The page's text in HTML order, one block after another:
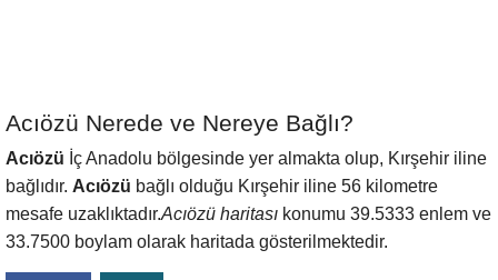
Acıözü Nerede ve Nereye Bağlı?
Acıözü İç Anadolu bölgesinde yer almakta olup, Kırşehir iline
bağlıdır. Acıözü bağlı olduğu Kırşehir iline 56 kilometre
mesafe uzaklıktadır.Acıözü haritası konumu 39.5333 enlem ve
33.7500 boylam olarak haritada gösterilmektedir.